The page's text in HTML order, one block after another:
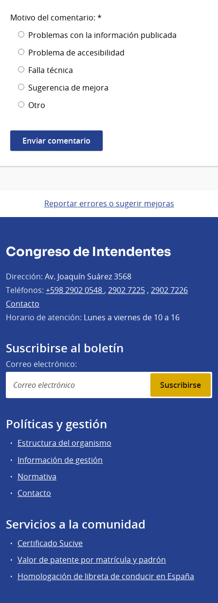
Motivo del comentario: *
Problemas con la información publicada
Problema de accesibilidad
Falla técnica
Sugerencia de mejora
Otro
Reportar errores o sugerir mejoras
Congreso de Intendentes
Dirección: Av. Joaquín Suárez 3568
Teléfonos: +598 2902 0548 , 2902 7225 , 2902 7226
Contacto
Horario de atención: Lunes a viernes de 10 a 16
Suscribirse al boletín
Correo electrónico:
Suscribirse
Políticas y gestión
Estructura del organismo
Información de gestión
Normativa
Contacto
Servicios a la comunidad
Certificado Sucive
Valor de patente por matrícula y padrón
Homologación de libreta de conducir en España